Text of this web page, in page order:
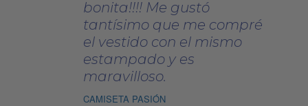
producto
bonita!!!! Me gustó
tantísimo que me compré
el vestido con el mismo
estampado y es
maravilloso.
CAMISETA PASIÓN